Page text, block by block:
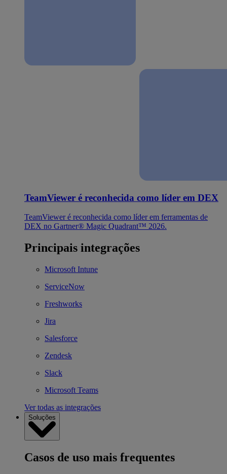
TeamViewer é reconhecida como líder em DEX
TeamViewer é reconhecida como líder em ferramentas de
DEX no Gartner® Magic Quadrant™ 2026.
Principais integrações
Microsoft Intune
ServiceNow
Freshworks
Jira
Salesforce
Zendesk
Slack
Microsoft Teams
Ver todas as integrações
Soluções
Casos de uso mais frequentes